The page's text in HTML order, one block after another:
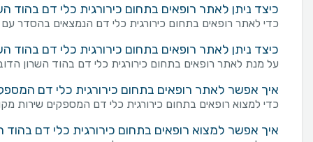
כיצד ניתן לאתר רופאים בתחום כירורגית כלי דם
כדי לאתר רופאים בתחום כירורגית כלי דם הנמצאים בהסדר
כיצד ניתן לאתר רופאים בתחום כירורגית כלי דם
על מנת לאתר רופאים בתחום כירורגית כלי דם בהוד השרון
איך אפשר לאתר רופאים בתחום כירורגית כלי דם
כדי למצוא רופאים בתחום כירורגית כלי דם המספקים שירות
איך אפשר למצוא רופאים בתחום כירורגית כלי דם בהוד